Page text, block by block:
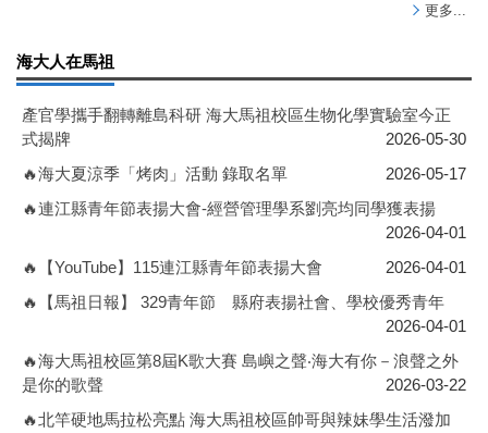
更多...
海大人在馬祖
產官學攜手翻轉離島科研 海大馬祖校區生物化學實驗室今正
式揭牌
2026-05-30
🔥海大夏涼季「烤肉」活動 錄取名單
2026-05-17
🔥連江縣青年節表揚大會-經營管理學系劉亮均同學獲表揚
2026-04-01
🔥【YouTube】115連江縣青年節表揚大會
2026-04-01
🔥【馬祖日報】 329青年節 縣府表揚社會、學校優秀青年
2026-04-01
🔥海大馬祖校區第8屆K歌大賽 島嶼之聲‧海大有你－浪聲之外
是你的歌聲
2026-03-22
🔥北竿硬地馬拉松亮點 海大馬祖校區帥哥與辣妹學生活潑加